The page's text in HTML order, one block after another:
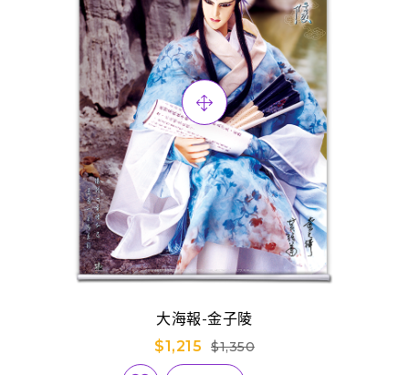
大海報-金子陵
$1,215
$1,350